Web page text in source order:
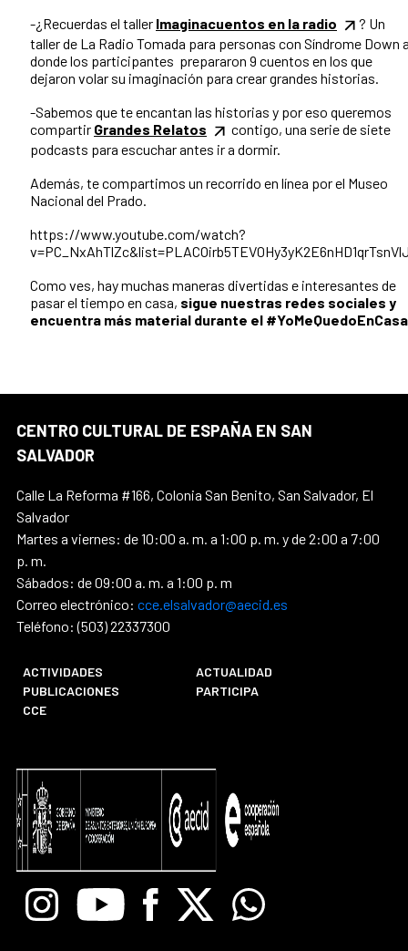
-¿Recuerdas el taller Imaginacuentos en la radio
? Un
taller de La Radio Tomada para personas con Síndrome Down
donde los participantes prepararon 9 cuentos en los que
dejaron volar su imaginación para crear grandes historias.
-Sabemos que te encantan las historias y por eso queremos
compartir Grandes Relatos
contigo, una serie de siete
podcasts para escuchar antes ir a dormir.
Además, te compartimos un recorrido en línea por el Museo
Nacional del Prado.
https://www.youtube.com/watch?
Como ves, hay muchas maneras divertidas e interesantes de
pasar el tiempo en casa, sigue nuestras redes sociales y
encuentra más material durante el
CENTRO CULTURAL DE ESPAÑA EN SAN
SALVADOR
Calle La Reforma #166, Colonia San Benito, San Salvador, El
Salvador
Martes a viernes: de 10:00 a. m. a 1:00 p. m. y de 2:00 a 7:00
p. m.
Sábados: de 09:00 a. m. a 1:00 p. m
Correo electrónico: cce.elsalvador@aecid.es
Teléfono: (503) 22337300
ACTIVIDADES
ACTUALIDAD
PUBLICACIONES
PARTICIPA
CCE
InstagramYoutube Facebook
X Whatsapp